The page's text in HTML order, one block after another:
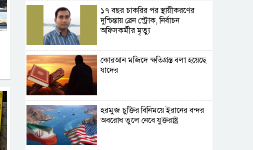
১৭ বছর চাকরির পর স্থায়ীকরণের
দুশ্চিন্তায় ব্রেন স্ট্রোক, নির্বাচন
অফিসকর্মীর মৃত্যু
কোরআন মজিদে ক্ষতিগ্রস্ত বলা হয়েছে
যাদের
হরমুজ চুক্তির বিনিময়ে ইরানের বন্দর
অবরোধ তুলে নেবে যুক্তরাষ্ট্র